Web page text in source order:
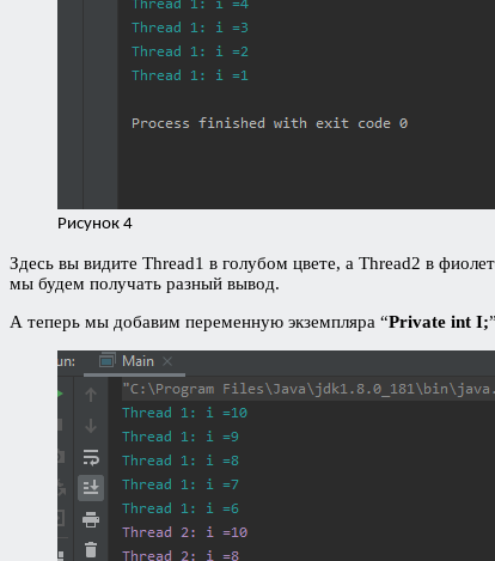
Рисунок 4
Здесь вы видите Thread1 в голубом цвете, а Thread2 в
мы будем получать разный вывод.
А теперь мы добавим переменную экземпляра “Private int I;